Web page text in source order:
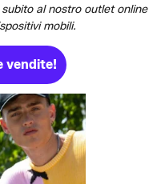
al nostro outlet online
mobili.
vendite!